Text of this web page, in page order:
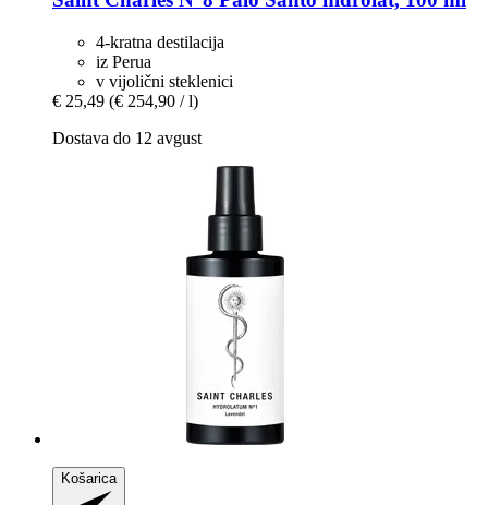
4-kratna destilacija
iz Perua
v vijolični steklenici
€ 25,49 (€ 254,90 / l)
Dostava do 12 avgust
Košarica